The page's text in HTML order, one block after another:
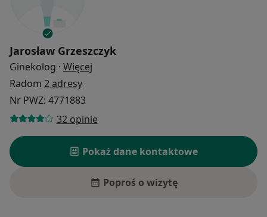
Jarosław Grzeszczyk
Ginekolog · Więcej
Radom 2 adresy
Nr PWZ: 4771883
32 opinie
Pokaż dane kontaktowe
Poproś o wizytę